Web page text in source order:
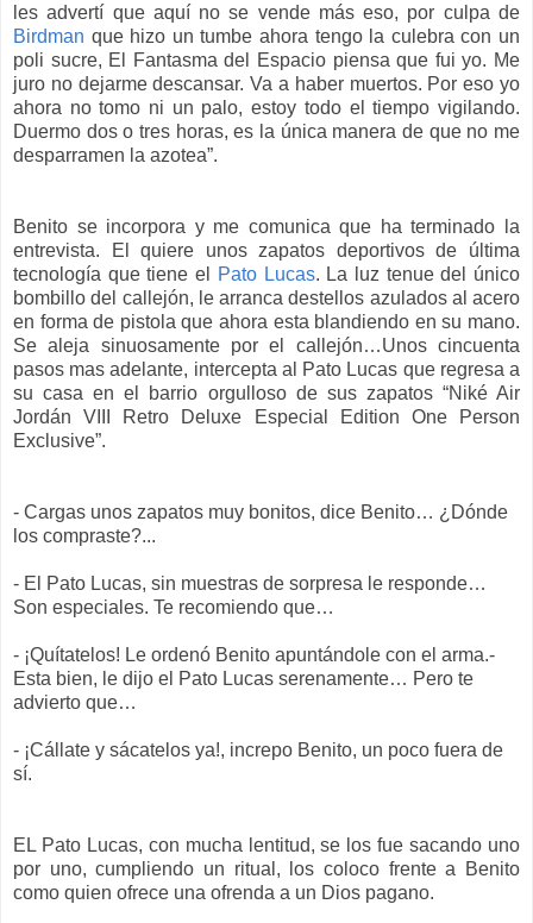
les advertí que aquí no se vende más eso, por culpa de
Birdman que hizo un tumbe ahora tengo la culebra con un
poli sucre, El Fantasma del Espacio piensa que fui yo. Me
juro no dejarme descansar. Va a haber muertos. Por eso yo
ahora no tomo ni un palo, estoy todo el tiempo vigilando.
Duermo dos o tres horas, es la única manera de que no me
desparramen la azotea”.
Benito se incorpora y me comunica que ha terminado la
entrevista. El quiere unos zapatos deportivos de última
tecnología que tiene el
Pato Lucas. La luz tenue del único
bombillo del callejón, le arranca destellos azulados al acero
en forma de pistola que ahora esta blandiendo en su mano.
Se aleja sinuosamente por el callejón…Unos cincuenta
pasos mas adelante, intercepta al Pato Lucas que regresa a
su casa en el barrio orgulloso de sus zapatos “Niké Air
Jordán VIII Retro Deluxe Especial Edition One Person
Exclusive”.
- Cargas unos zapatos muy bonitos, dice Benito… ¿Dónde
los compraste?...
- El Pato Lucas, sin muestras de sorpresa le responde…
Son especiales. Te recomiendo que…
- ¡Quítatelos! Le ordenó Benito apuntándole con el arma.-
Esta bien, le dijo el Pato Lucas serenamente… Pero te
advierto que…
- ¡Cállate y sácatelos ya!, increpo Benito, un poco fuera de
sí.
EL Pato Lucas, con mucha lentitud, se los fue sacando uno
por uno, cumpliendo un ritual, los coloco frente a Benito
como quien ofrece una ofrenda a un Dios pagano.